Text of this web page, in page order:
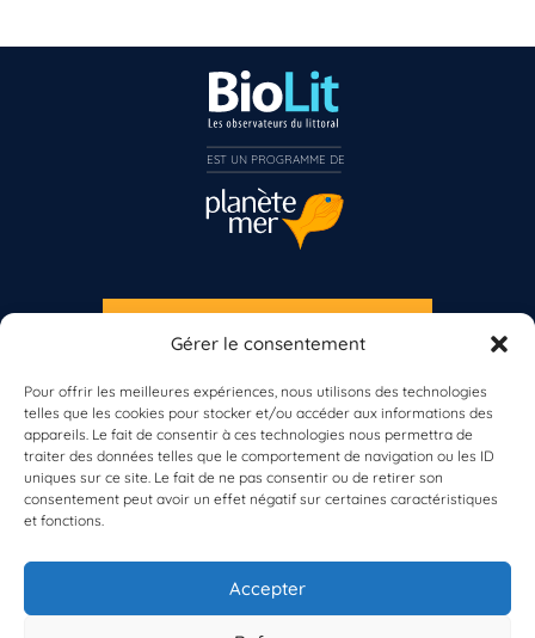
Gérer le consentement
Pour offrir les meilleures expériences, nous utilisons des technologies
telles que les cookies pour stocker et/ou accéder aux informations des
appareils. Le fait de consentir à ces technologies nous permettra de
traiter des données telles que le comportement de navigation ou les ID
uniques sur ce site. Le fait de ne pas consentir ou de retirer son
consentement peut avoir un effet négatif sur certaines caractéristiques
et fonctions.
Accepter
À propos de BioLit
Vos données d'observation
Ressources
Résultats du programme
S'INSCRIRE À LA NEWSLETTER
Vous n’êtes pas encore inscrit à Biolit ?
Inscrivez-vous dès maintenant